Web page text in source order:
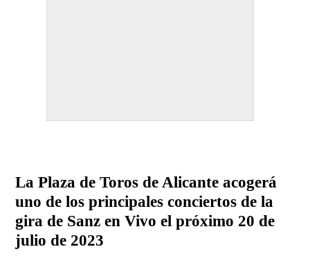
La Plaza de Toros de Alicante acogerá
uno de los principales conciertos de la
gira de Sanz en Vivo el próximo 20 de
julio de 2023